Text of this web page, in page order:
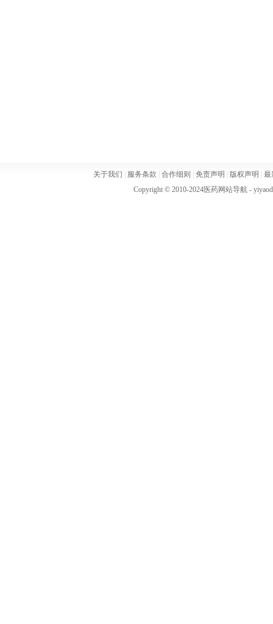
关于我们 服务条款 合作细则 免责声明 版权声明
最
Copyright © 2010-2024医药网站导航-